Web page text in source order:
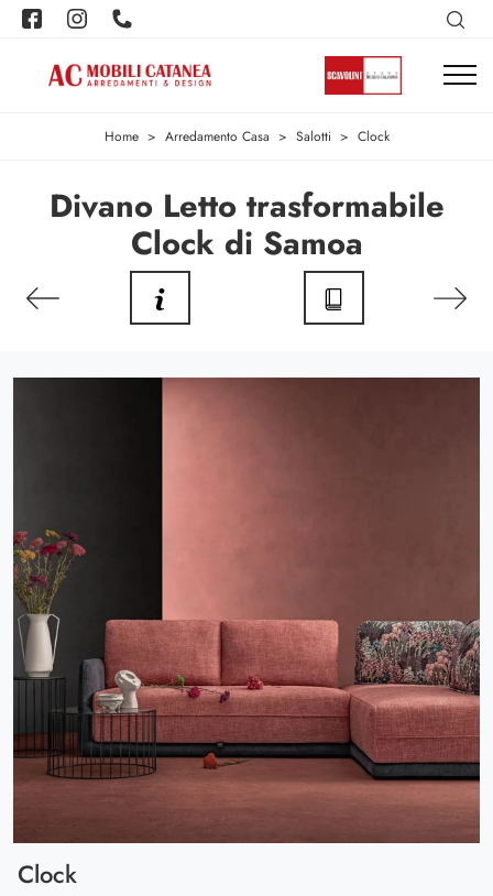
Home > Arredamento Casa > Salotti > Clock
Divano Letto trasformabile
Clock di Samoa
Clock